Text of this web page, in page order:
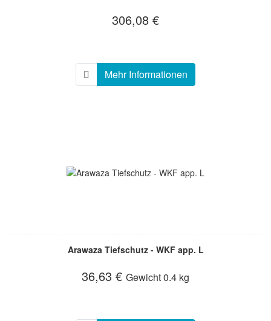
306,08 €
Mehr Informationen
Arawaza Tiefschutz - WKF app. L
36,63 € Gewicht0.4 kg